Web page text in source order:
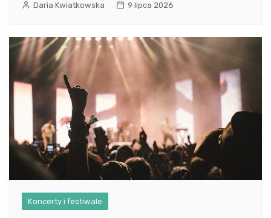
Daria Kwiatkowska 9 lipca 2026
Koncerty i festiwale